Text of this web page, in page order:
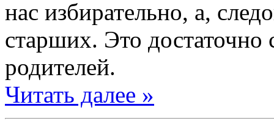
нас избирательно, а,
старших. Это достаточно
родителей.
Читать далее »